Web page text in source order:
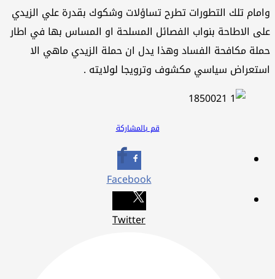
تلك التطورات تطرح تساؤلات وشكوك بقدرة علي الزيدي
الاطاحة بنواب الفصائل المسلحة او المساس بها في اطار
مكافحة الفساد وهذا يدل ان حملة الزيدي ماهي الا
سياسي مكشوف وترويجا لولايته .
قم بالمشاركة
Facebook
Twitter